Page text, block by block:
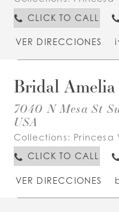
CLICK TO CALL
VER DIRECCIONES
Bridal
7040 N Mesa St
USA
Collections: Princesa
CLICK TO CALL
VER DIRECCIONES